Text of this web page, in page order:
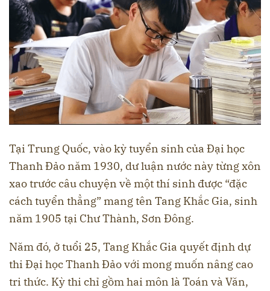
Tại Trung Quốc, vào kỳ tuyển sinh của Đại học
Thanh Đảo năm 1930, dư luận nước này từng xôn
xao trước câu chuyện về một thí sinh được “đặc
cách tuyển thẳng” mang tên Tang Khắc Gia, sinh
năm 1905 tại Chư Thành, Sơn Đông.
Năm đó, ở tuổi 25, Tang Khắc Gia quyết định dự
thi Đại học Thanh Đảo với mong muốn nâng cao
tri thức. Kỳ thi chỉ gồm hai môn là Toán và Văn,